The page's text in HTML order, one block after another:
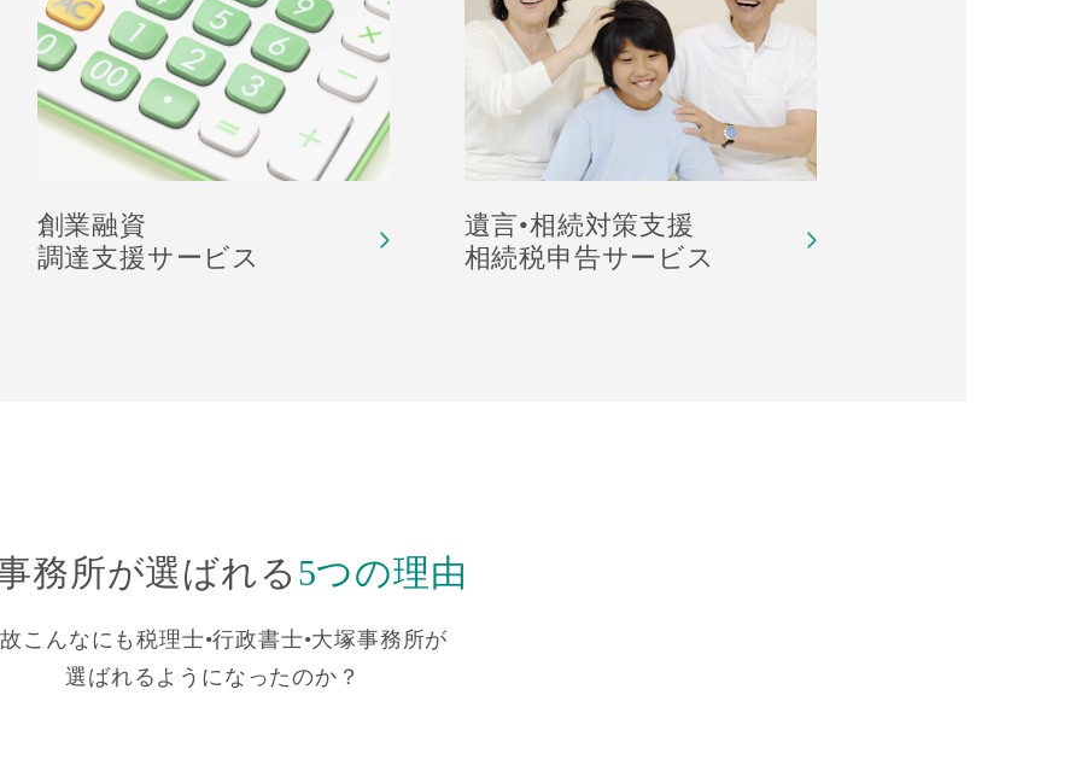
創業融資
調達支援サービス
遺言•相続対策支援
相続税申告サービス
務所が選ばれる 5つの理由
こんなにも税理士•行政書士•大塚事務所が
選ばれるようになったのか？